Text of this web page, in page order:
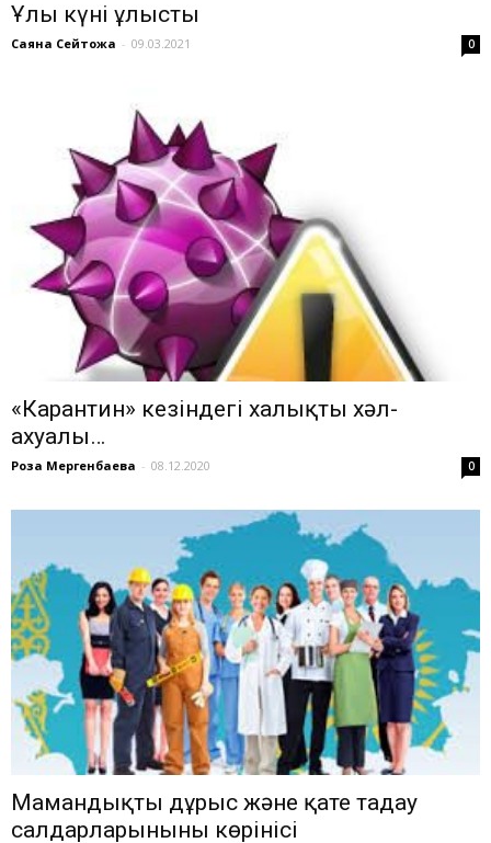
Ұлы күні ұлыстың
Саяна Сейтқожа - 09.03.2021 0
«Карантин» кезіндегі халықтың хәл-
ахуалы…
Роза Мергенбаева - 08.12.2020 0
Мамандықты дұрыс және қате таңдау
салдарларынының көрінісі